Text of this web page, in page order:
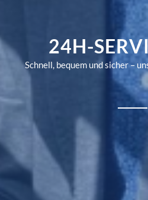
24H-
Schnell, bequem und sicher –